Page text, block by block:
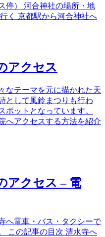
停） 河合神社の場所・地
く 京都駅から河合神社へ
アクセス
なテーマを元に描かれた天
として風鈴まつりも行わ
ポットとなっています。
へアクセスする方法を紹介
アクセス – 電
へ電車・バス・タクシーで
この記事の目次 清水寺へ